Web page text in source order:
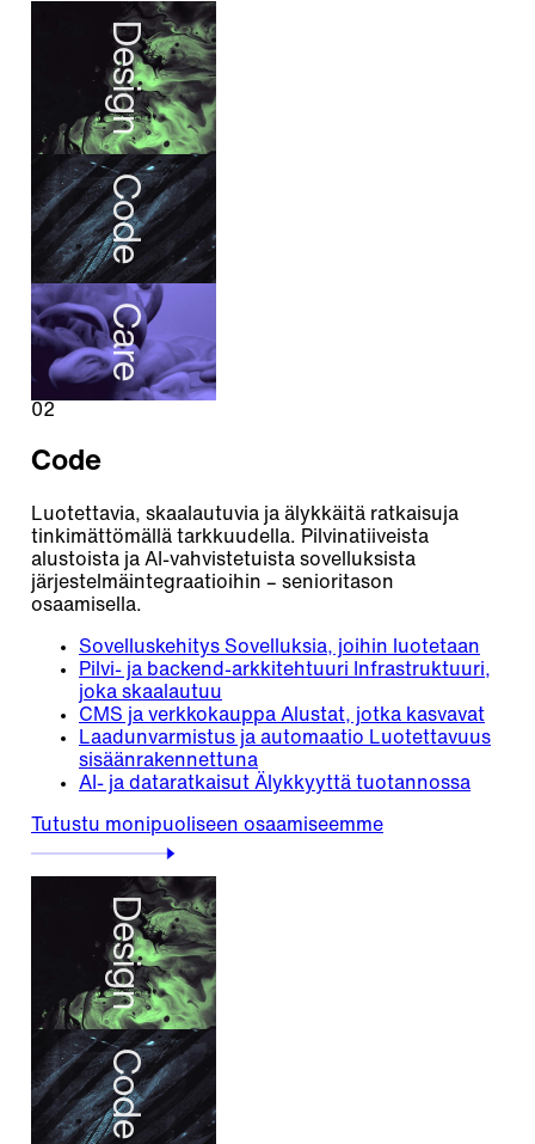
Design
Code
Care
02
Code
Luotettavia, skaalautuvia ja älykkäitä ratkaisuja
tinkimättömällä tarkkuudella. Pilvinatiiveista
alustoista ja AI-vahvistetuista sovelluksista
järjestelmäintegraatioihin – senioritason
osaamisella.
Sovelluskehitys Sovelluksia, joihin luotetaan
Pilvi- ja backend-arkkitehtuuri Infrastruktuuri,
joka skaalautuu
CMS ja verkkokauppa Alustat, jotka kasvavat
Laadunvarmistus ja automaatio Luotettavuus
sisäänrakennettuna
AI- ja dataratkaisut Älykkyyttä tuotannossa
Tutustu monipuoliseen osaamiseemme
Design
Code